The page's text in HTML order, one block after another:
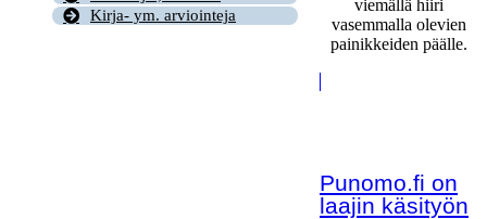
Kirja- ym. arviointeja
viemällä hiiri
vasemmalla olevien
painikkeiden päälle.
Punomo.fi on
laajin käsityön